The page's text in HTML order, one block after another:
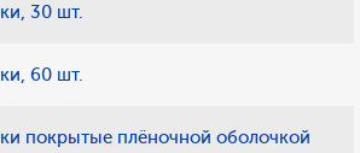
30 шт.
60 шт.
покрытые плёночной оболочкой